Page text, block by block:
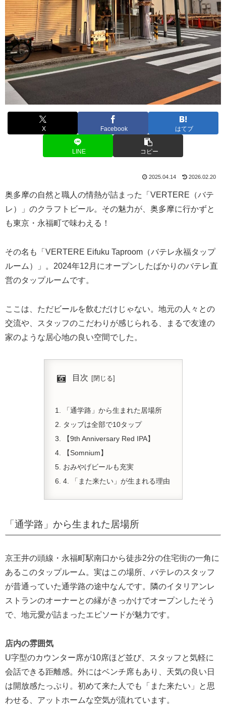
X Facebook はてブ
LINE コピー
2025.04.14 2026.02.20
奥多摩の自然と職人の情熱が詰まった「VERTERE（バテ
レ）」のクラフトビール。その魅力が、奥多摩に行かずと
も東京・永福町で味わえる！
その名も「VERTERE Eifuku Taproom（バテレ永福タップ
ルーム）」。2024年12月にオープンしたばかりのバテレ直
営のタップルームです。
ここは、ただビールを飲むだけじゃない。地元の人々との
交流や、スタッフのこだわりが感じられる、まるで友達の
家のような居心地の良い空間でした。
目次
「通学路」から生まれた居場所
タップは全部で10タップ
【9th Anniversary Red IPA】
【Somnium】
おみやげビールも充実
4. 「また来たい」が生まれる理由
「通学路」から生まれた居場所
京王井の頭線・永福町駅南口から徒歩2分の住宅街の一角に
あるこのタップルーム。実はこの場所、バテレのスタッフ
が昔通っていた通学路の途中なんです。隣のイタリアンレ
ストランのオーナーとの縁がきっかけでオープンしたそう
で、地元愛が詰まったエピソードが魅力です。
店内の雰囲気
U字型のカウンター席が10席ほど並び、スタッフと気軽に
会話できる距離感。外にはベンチ席もあり、天気の良い日
は開放感たっぷり。初めて来た人でも「また来たい」と思
わせる、アットホームな空気が流れています。